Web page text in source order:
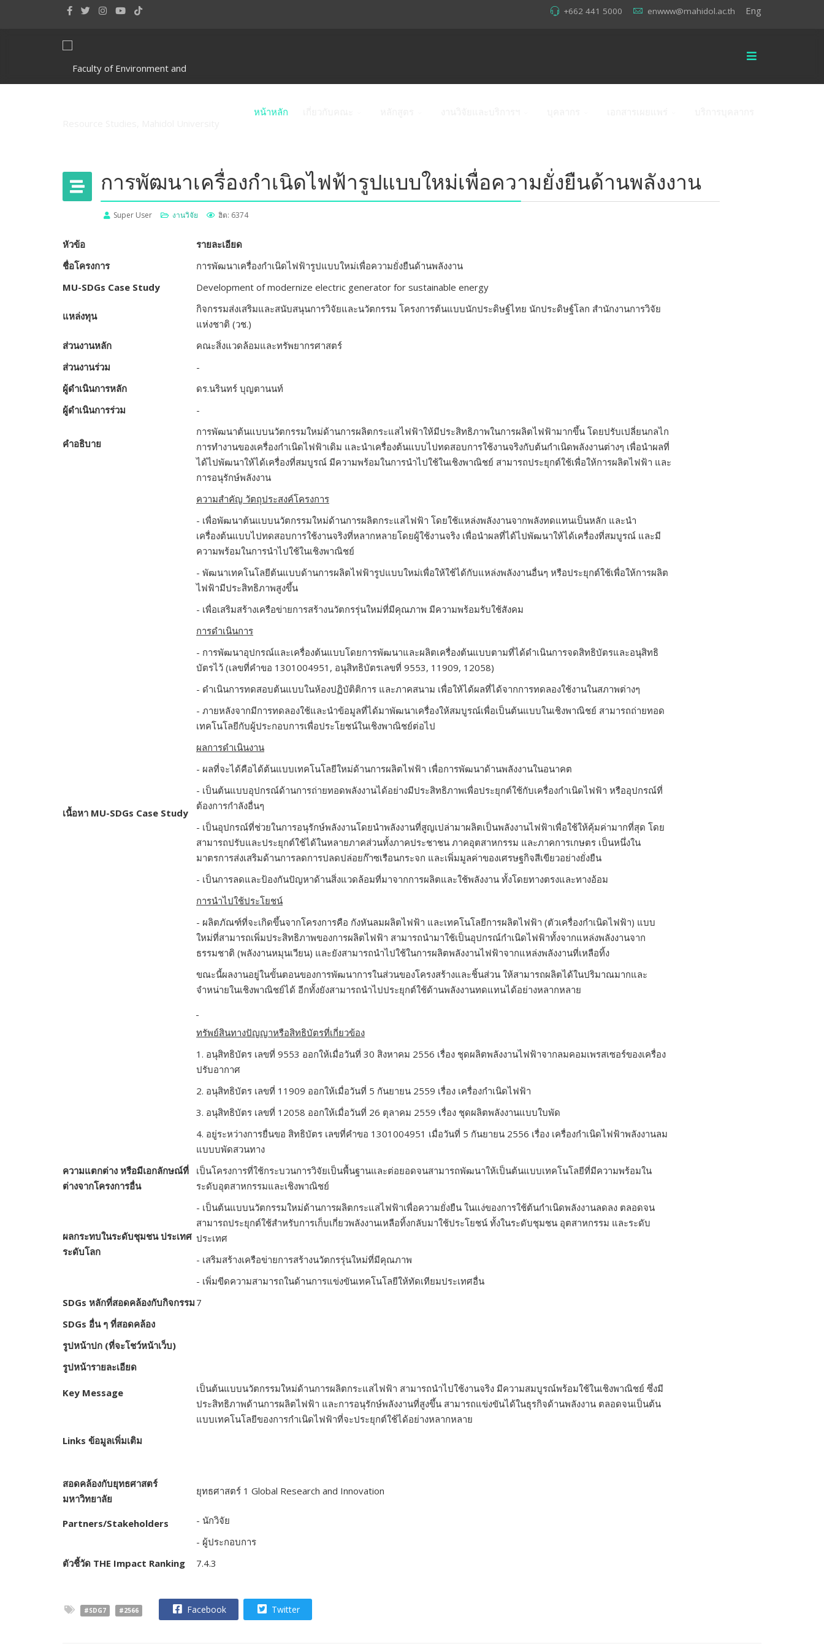
Eng
+662 441 5000 enwww@mahidol.ac.th
หน้าหลัก
การพัฒนาเครื่องกำเนิดไฟฟ้ารูปแบบใหม่เพื่อความยั่งยืนด้านพลังงาน
Super User งานวิจัย ฮิต: 6374
หัวข้อ
รายละเอียด
ชื่อโครงการ
MU-SDGs Case Study
การพัฒนาเครื่องกำเนิดไฟฟ้ารูปแบบใหม่เพื่อความยั่งยืนด้านพลังงาน
Development of modernize electric generator for sustainable energy
แหล่งทุน
กิจกรรมส่งเสริมและสนับสนุนการวิจัยและนวัตกรรม โครงการต้นแบบนักประดิษฐ์ไทย นักประดิษฐ์โลก สำนักงานการวิจัย
แห่งชาติ (วช.)
ส่วนงานหลัก
คณะสิ่งแวดล้อมและทรัพยากรศาสตร์
ส่วนงานร่วม
-
ผู้ดำเนินการหลัก
ดร.นรินทร์ บุญตานนท์
ผู้ดำเนินการร่วม
-
คำอธิบาย
การพัฒนาต้นแบบนวัตกรรมใหม่ด้านการผลิตกระแสไฟฟ้าให้มีประสิทธิภาพในการผลิตไฟฟ้ามากขึ้น โดยปรับเปลี่ยนกลไก
การทำงานของเครื่องกำเนิดไฟฟ้าเดิม และนำเครื่องต้นแบบไปทดสอบการใช้งานจริงกับต้นกำเนิดพลังงานต่างๆ เพื่อนำผลที่
ได้ไปพัฒนาให้ได้เครื่องที่สมบูรณ์ มีความพร้อมในการนำไปใช้ในเชิงพาณิชย์ สามารถประยุกต์ใช้เพื่อให้การผลิตไฟฟ้า และ
การอนุรักษ์พลังงาน
เนื้อหา MU-SDGs Case Study
ความสำคัญ วัตถุประสงค์โครงการ
- เพื่อพัฒนาต้นแบบนวัตกรรมใหม่ด้านการผลิตกระแสไฟฟ้า โดยใช้แหล่งพลังงานจากพลังทดแทนเป็นหลัก และนำ
เครื่องต้นแบบไปทดสอบการใช้งานจริงที่หลากหลายโดยผู้ใช้งานจริง เพื่อนำผลที่ได้ไปพัฒนาให้ได้เครื่องที่สมบูรณ์ และมี
ความพร้อมในการนำไปใช้ในเชิงพาณิชย์
- พัฒนาเทคโนโลยีต้นแบบด้านการผลิตไฟฟ้ารูปแบบใหม่เพื่อให้ใช้ได้กับแหล่งพลังงานอื่นๆ หรือประยุกต์ใช้เพื่อให้การผลิต
ไฟฟ้ามีประสิทธิภาพสูงขึ้น
- เพื่อเสริมสร้างเครือข่ายการสร้างนวัตกรรุ่นใหม่ที่มีคุณภาพ มีความพร้อมรับใช้สังคม
การดำเนินการ
- การพัฒนาอุปกรณ์และเครื่องต้นแบบโดยการพัฒนาและผลิตเครื่องต้นแบบตามที่ได้ดำเนินการจดสิทธิบัตรและอนุสิทธิ
บัตรไว้ (เลขที่คำขอ 1301004951, อนุสิทธิบัตรเลขที่ 9553, 11909, 12058)
- ดำเนินการทดสอบต้นแบบในห้องปฏิบัติติการ และภาคสนาม เพื่อให้ได้ผลที่ได้จากการทดลองใช้งานในสภาพต่างๆ
- ภายหลังจากมีการทดลองใช้และนำข้อมูลที่ได้มาพัฒนาเครื่องให้สมบูรณ์เพื่อเป็นต้นแบบในเชิงพาณิชย์ สามารถถ่ายทอด
เทคโนโลยีกับผู้ประกอบการเพื่อประโยชน์ในเชิงพาณิชย์ต่อไป
ผลการดำเนินงาน
- ผลที่จะได้คือได้ต้นแบบเทคโนโลยีใหม่ด้านการผลิตไฟฟ้า เพื่อการพัฒนาด้านพลังงานในอนาคต
- เป็นต้นแบบอุปกรณ์ด้านการถ่ายทอดพลังงานได้อย่างมีประสิทธิภาพเพื่อประยุกต์ใช้กับเครื่องกำเนิดไฟฟ้า หรืออุปกรณ์ที่
ต้องการกำลังอื่นๆ
- เป็นอุปกรณ์ที่ช่วยในการอนุรักษ์พลังงานโดยนำพลังงานที่สูญเปล่ามาผลิตเป็นพลังงานไฟฟ้าเพื่อใช้ให้คุ้มค่ามากที่สุด โดย
สามารถปรับและประยุกต์ใช้ได้ในหลายภาคส่วนทั้งภาคประชาชน ภาคอุตสาหกรรม และภาคการเกษตร เป็นหนึ่งใน
มาตรการส่งเสริมด้านการลดการปลดปล่อยก๊าซเรือนกระจก และเพิ่มมูลค่าของเศรษฐกิจสีเขียวอย่างยั่งยืน
- เป็นการลดและป้องกันปัญหาด้านสิ่งแวดล้อมที่มาจากการผลิตและใช้พลังงาน ทั้งโดยทางตรงและทางอ้อม
การนำไปใช้ประโยชน์
- ผลิตภัณฑ์ที่จะเกิดขึ้นจากโครงการคือ กังหันลมผลิตไฟฟ้า และเทคโนโลยีการผลิตไฟฟ้า (ตัวเครื่องกำเนิดไฟฟ้า) แบบ
ใหม่ที่สามารถเพิ่มประสิทธิภาพของการผลิตไฟฟ้า สามารถนำมาใช้เป็นอุปกรณ์กำเนิดไฟฟ้าทั้งจากแหล่งพลังงานจาก
ธรรมชาติ (พลังงานหมุนเวียน) และยังสามารถนำไปใช้ในการผลิตพลังงานไฟฟ้าจากแหล่งพลังงานที่เหลือทิ้ง
ขณะนี้ผลงานอยู่ในขั้นตอนของการพัฒนาการในส่วนของโครงสร้างและชิ้นส่วน ให้สามารถผลิตได้ในปริมาณมากและ
จำหน่ายในเชิงพาณิชย์ได้ อีกทั้งยังสามารถนำไปประยุกต์ใช้ด้านพลังงานทดแทนได้อย่างหลากหลาย
ทรัพย์สินทางปัญญาหรือสิทธิบัตรที่เกี่ยวข้อง
1. อนุสิทธิบัตร เลขที่ 9553 ออกให้เมื่อวันที่ 30 สิงหาคม 2556 เรื่อง ชุดผลิตพลังงานไฟฟ้าจากลมคอมเพรสเซอร์ของเครื่อง
ปรับอากาศ
2. อนุสิทธิบัตร เลขที่ 11909 ออกให้เมื่อวันที่ 5 กันยายน 2559 เรื่อง เครื่องกำเนิดไฟฟ้า
3. อนุสิทธิบัตร เลขที่ 12058 ออกให้เมื่อวันที่ 26 ตุลาคม 2559 เรื่อง ชุดผลิตพลังงานแบบใบพัด
4. อยู่ระหว่างการยื่นขอ สิทธิบัตร เลขที่คำขอ 1301004951 เมื่อวันที่ 5 กันยายน 2556 เรื่อง เครื่องกำเนิดไฟฟ้าพลังงานลม
แบบบพัดสวนทาง
ความแตกต่าง หรือมีเอกลักษณ์ที่
ต่างจากโครงการอื่น
เป็นโครงการที่ใช้กระบวนการวิจัยเป็นพื้นฐานและต่อยอดจนสามารถพัฒนาให้เป็นต้นแบบเทคโนโลยีที่มีความพร้อมใน
ระดับอุตสาหกรรมและเชิงพาณิชย์
ผลกระทบในระดับชุมชน ประเทศ
ระดับโลก
- เป็นต้นแบบนวัตกรรมใหม่ด้านการผลิตกระแสไฟฟ้าเพื่อความยั่งยืน ในแง่ของการใช้ต้นกำเนิดพลังงานลดลง ตลอดจน
สามารถประยุกต์ใช้สำหรับการเก็บเกี่ยวพลังงานเหลือทิ้งกลับมาใช้ประโยชน์ ทั้งในระดับชุมชน อุตสาหกรรม และระดับ
ประเทศ
- เสริมสร้างเครือข่ายการสร้างนวัตกรรุ่นใหม่ที่มีคุณภาพ
- เพิ่มขีดความสามารถในด้านการแข่งขันเทคโนโลยีให้ทัดเทียมประเทศอื่น
SDGs หลักที่สอดคล้องกับกิจกรรม 7
SDGs อื่น ๆ ที่สอดคล้อง
รูปหน้าปก (ที่จะโชว์หน้าเว็บ)
รูปหน้ารายละเอียด
Key Message
เป็นต้นแบบนวัตกรรมใหม่ด้านการผลิตกระแสไฟฟ้า สามารถนำไปใช้งานจริง มีความสมบูรณ์พร้อมใช้ในเชิงพาณิชย์ ซึ่งมี
ประสิทธิภาพด้านการผลิตไฟฟ้า และการอนุรักษ์พลังงานที่สูงขึ้น สามารถแข่งขันได้ในธุรกิจด้านพลังงาน ตลอดจนเป็นต้น
แบบเทคโนโลยีของการกำเนิดไฟฟ้าที่จะประยุกต์ใช้ได้อย่างหลากหลาย
Links ข้อมูลเพิ่มเติม
สอดคล้องกับยุทธศาสตร์
มหาวิทยาลัย
ยุทธศาสตร์ 1 Global Research and Innovation
Partners/Stakeholders
- นักวิจัย
- ผู้ประกอบการ
ตัวชี้วัด THE Impact Ranking 7.4.3
#SDG7 #2566 Facebook Twitter